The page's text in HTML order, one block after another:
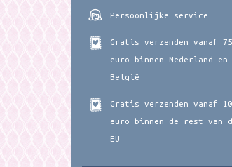
Persoonlijke service
Gratis verzenden vanaf 75
euro binnen Nederland en
België
Gratis verzenden vanaf
euro binnen de rest van
EU